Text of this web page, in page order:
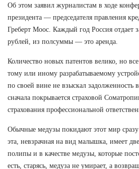
Об этом заявил журналистам в ходе
президента — председателя правления
Греберт Моос. Каждый год Россия отдает
рублей, из полсуммы — это аренда.
Количество новых патентов велико, но
тому или иному разрабатываемому
по своей вине не взыскал задолженность
сначала покрывается страховой
страхования профессиональной
Обычные медузы покидают этот мир
эта, невзрачная на вид малышка, имеет
полипы и в качестве медузы, которые
есть, старясь, медуза не умирает, а